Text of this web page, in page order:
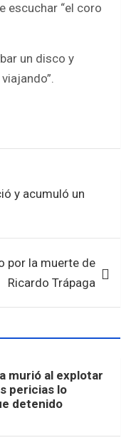
escuchar “el coro
un disco y
y acumuló un
por la muerte de
Ricardo Trápaga
murió al explotar
pericias lo
detenido